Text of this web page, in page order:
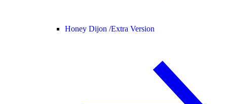
Honey Dijon /Extra Version